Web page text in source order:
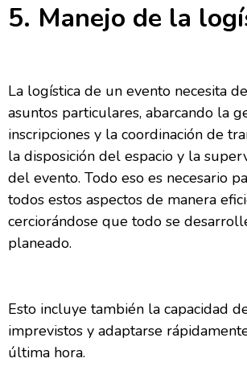
5. Manejo de la
La logística de un evento necesita
asuntos particulares, abarcando la
inscripciones y la coordinación de
la disposición del espacio y la
del evento. Todo eso es necesario
todos estos aspectos de manera
cerciorándose que todo se
planeado.
Esto incluye también la capacidad
imprevistos y adaptarse
última hora.